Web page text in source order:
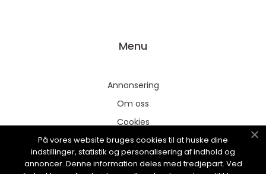
Menu
Annonsering
Om oss
Cookies
Kontakta oss
Sitemap
På vores website bruges cookies til at huske dine
indstillinger, statistik og personalisering af indhold og
annoncer. Denne information deles med tredjepart. Ved